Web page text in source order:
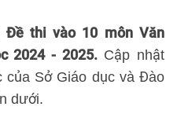
Đề thi vào 10 môn Văn
2024 - 2025. Cập nhật
của Sở Giáo dục và Đào
dưới.